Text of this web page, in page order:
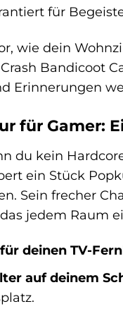
für
wie dein
Bandicoot
Erinnerungen
für Gamer:
du kein
ein Stück
Sein frecher
jedem Raum
deinen TV-
auf deinem